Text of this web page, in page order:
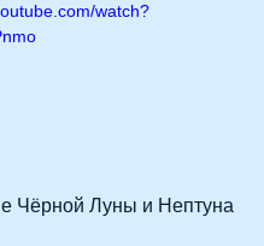
watch?
Чёрной Луны и Нептуна